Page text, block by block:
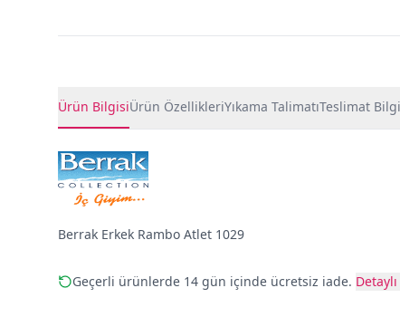
Ürün BilgisiÜrün ÖzellikleriYıkama TalimatıTeslimat
Berrak Erkek Rambo Atlet 1029
Geçerli ürünlerde 14 gün içinde ücretsiz iade.